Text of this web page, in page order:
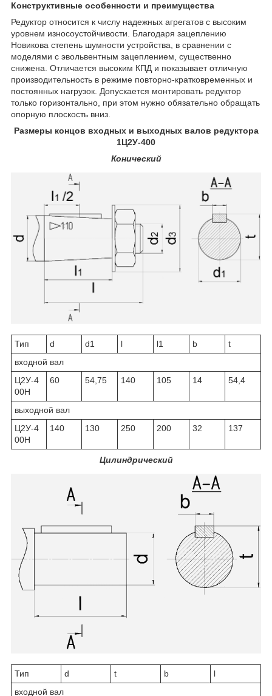
Конструктивные особенности и преимущества
Редуктор относится к числу надежных агрегатов с высоким
уровнем износоустойчивости. Благодаря зацеплению
Новикова степень шумности устройства, в сравнении с
моделями с эвольвентным зацеплением, существенно
снижена. Отличается высоким КПД и показывает отличную
производительность в режиме повторно-кратковременных и
постоянных нагрузок. Допускается монтировать редуктор
только горизонтально, при этом нужно обязательно обращать
опорную плоскость вниз.
Размеры концов входных и выходных валов редуктора
1Ц2У-400
Конический
Тип d d1 l l1 b
t
входной вал
Ц2У-4
00Н
60 54,75 140 105 14 54,4
выходной вал
Ц2У-4
00Н
140 130 250 200 32 137
Цилиндрический
Тип d t b
l
входной вал